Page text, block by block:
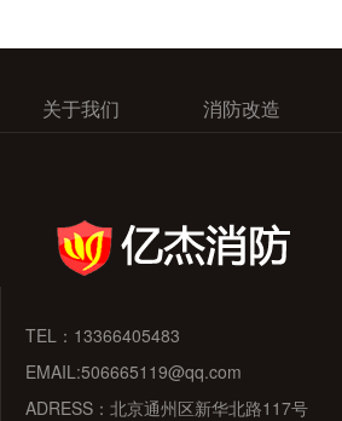
关于我们 消防改造
TEL：13366405483
EMAIL:506665119@qq.com
ADRESS：北京通州区新华北路117号